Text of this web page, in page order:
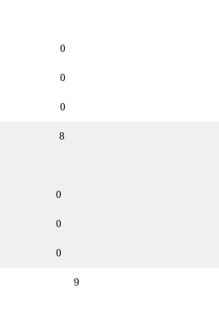
0
0
0
8
0
0
0
9